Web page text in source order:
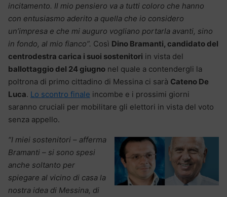
incitamento. Il mio pensiero va a tutti coloro che hanno
con entusiasmo aderito a quella che io considero
un’impresa e che mi auguro vogliano portarla avanti, sino
in fondo, al mio fianco”. Così Dino Bramanti, candidato del
centrodestra carica i suoi sostenitori in vista del
ballottaggio del 24 giugno nel quale a contendergli la
poltrona di primo cittadino di Messina ci sarà Cateno De
Luca. Lo scontro finale incombe e i prossimi giorni
saranno cruciali per mobilitare gli elettori in vista del voto
senza appello.
“I miei sostenitori – afferma
Bramanti – si sono spesi
anche soltanto per
spiegare al vicino di casa la
nostra idea di Messina, di